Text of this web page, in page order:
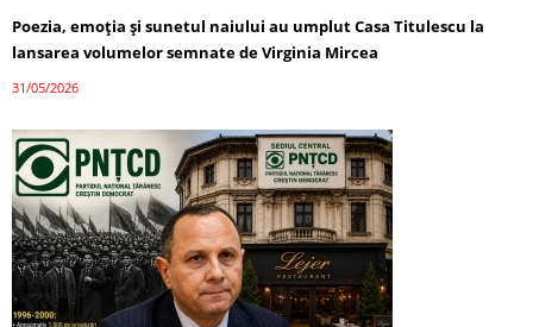
Poezia, emoția și sunetul naiului au umplut Casa Titulescu la
lansarea volumelor semnate de Virginia Mircea
31/05/2026